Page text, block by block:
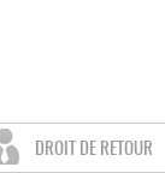
DROIT DE RETOUR